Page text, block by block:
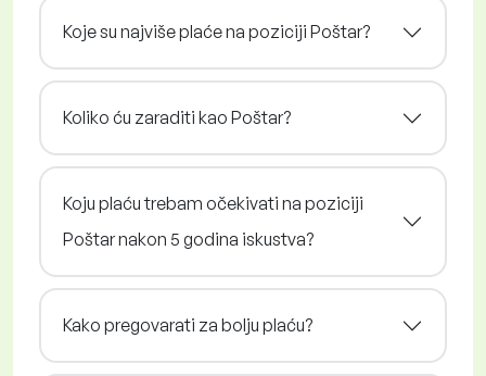
Koje su najviše plaće na poziciji Poštar?
Koliko ću zaraditi kao Poštar?
Koju plaću trebam očekivati na poziciji
Poštar nakon 5 godina iskustva?
Kako pregovarati za bolju plaću?